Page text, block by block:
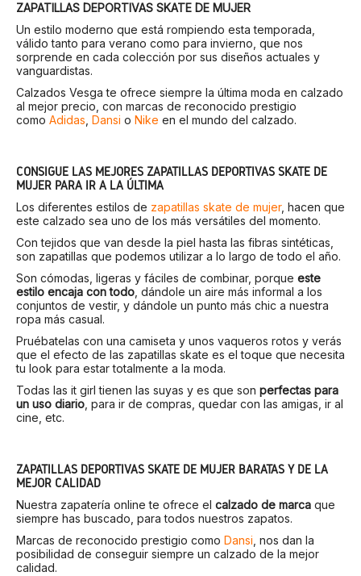
ZAPATILLAS DEPORTIVAS SKATE DE MUJER
Un estilo moderno que está rompiendo esta temporada,
válido tanto para verano como para invierno, que nos
sorprende en cada colección por sus diseños actuales y
vanguardistas.
Calzados Vesga te ofrece siempre la última moda en calzado
al mejor precio, con marcas de reconocido prestigio
como Adidas, Dansi o Nike en el mundo del calzado.
CONSIGUE LAS MEJORES ZAPATILLAS DEPORTIVAS SKATE DE
MUJER PARA IR A LA ÚLTIMA
Los diferentes estilos de zapatillas skate de mujer, hacen que
este calzado sea uno de los más versátiles del momento.
Con tejidos que van desde la piel hasta las fibras sintéticas,
son zapatillas que podemos utilizar a lo largo de todo el año.
Son cómodas, ligeras y fáciles de combinar, porque este
estilo encaja con todo, dándole un aire más informal a los
conjuntos de vestir, y dándole un punto más chic a nuestra
ropa más casual.
Pruébatelas con una camiseta y unos vaqueros rotos y verás
que el efecto de las zapatillas skate es el toque que necesita
tu look para estar totalmente a la moda.
Todas las it girl tienen las suyas y es que son perfectas para
un uso diario, para ir de compras, quedar con las amigas, ir al
cine, etc.
ZAPATILLAS DEPORTIVAS SKATE DE MUJER BARATAS Y DE LA
MEJOR CALIDAD
Nuestra zapatería online te ofrece el calzado de marca que
siempre has buscado, para todos nuestros zapatos.
Marcas de reconocido prestigio como Dansi, nos dan la
posibilidad de conseguir siempre un calzado de la mejor
calidad.